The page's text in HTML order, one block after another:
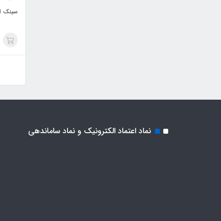
سینک
نماد اعتماد الکترونیک و نماد ساماندهی